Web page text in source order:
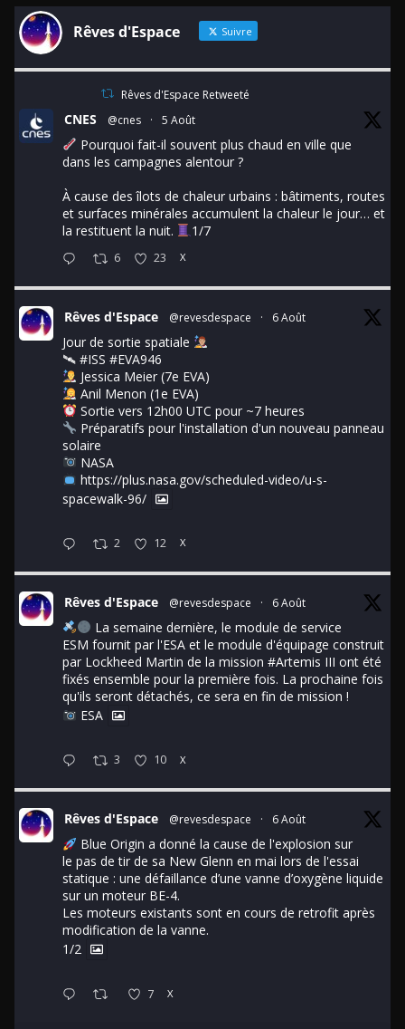
Rêves d'Espace Suivre
Rêves d'Espace Retweeté
CNES @cnes · 5 Août
Pourquoi fait-il souvent plus chaud en ville que
dans les campagnes alentour ?
À cause des îlots de chaleur urbains : bâtiments, routes
et surfaces minérales accumulent la chaleur le jour… et
la restituent la nuit.
1/7
6 23 X
Rêves d'Espace @revesdespace · 6 Août
Jour de sortie spatiale
🛰 #ISS #EVA946
Jessica Meier (7e EVA)
Anil Menon (1e EVA)
Sortie vers 12h00 UTC pour ~7 heures
Préparatifs pour l'installation d'un nouveau panneau
solaire
NASA
https://plus.nasa.gov/scheduled-video/u-s-
spacewalk-96/
2 12 X
Rêves d'Espace @revesdespace · 6 Août
La semaine dernière, le module de service
ESM fournit par l'ESA et le module d'équipage construit
par Lockheed Martin de la mission #Artemis III ont été
fixés ensemble pour la première fois. La prochaine fois
qu'ils seront détachés, ce sera en fin de mission !
ESA
3 10 X
Rêves d'Espace @revesdespace · 6 Août
Blue Origin a donné la cause de l'explosion sur
le pas de tir de sa New Glenn en mai lors de l'essai
statique : une défaillance d’une vanne d’oxygène liquide
sur un moteur BE-4.
Les moteurs existants sont en cours de retrofit après
modification de la vanne.
1/2
7 X